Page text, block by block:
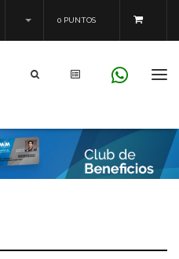
0 PUNTOS